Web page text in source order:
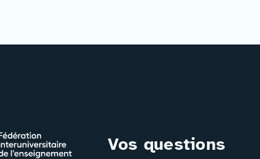
Vos questions